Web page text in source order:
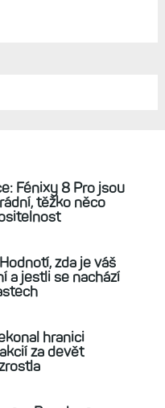
při jízdě na kole
Jak se ovládá
a možnosti